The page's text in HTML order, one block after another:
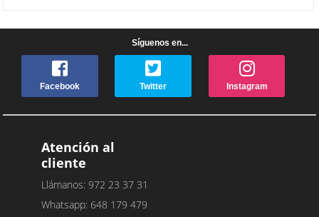
Síguenos en...
Facebook Twitter Instagram
Atención al
cliente
Llámanos: 972 23 37 31
Whatsapp: 648 179 479